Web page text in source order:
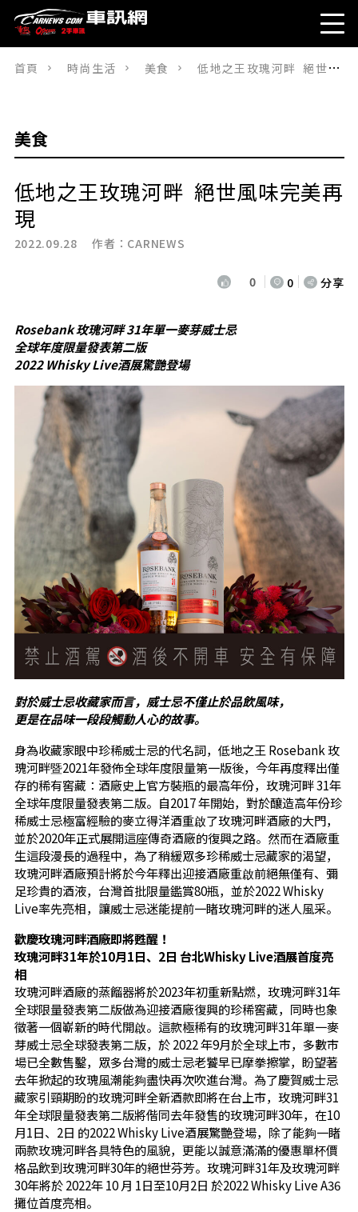
首頁 時尚生活 美食 低地之王玫瑰河畔 絕世風味完美再現
美食
低地之王玫瑰河畔 絕世風味完美再
現
2022.09.28 作者： CARNEWS
0 0 分享
Rosebank 玫瑰河畔 31年單一麥芽威士忌
全球年度限量發表第二版
2022 Whisky Live酒展驚艷登場
對於威士忌收藏家而言，威士忌不僅止於品飲風味，
更是在品味一段段觸動人心的故事。
身為收藏家眼中珍稀威士忌的代名詞，低地之王 Rosebank 玫
瑰河畔暨2021年發佈全球年度限量第一版後，今年再度釋出僅
存的稀有窖藏：酒廠史上官方裝瓶的最高年份，玫瑰河畔 31年
全球年度限量發表第二版。自2017 年開始，對於釀造高年份珍
稀威士忌極富經驗的麥立得洋酒重啟了玫瑰河畔酒廠的大門，
並於2020年正式展開這座傳奇酒廠的復興之路。然而在酒廠重
生這段漫長的過程中，為了稍緩眾多珍稀威士忌藏家的渴望，
玫瑰河畔酒廠預計將於今年釋出迎接酒廠重啟前絕無僅有、彌
足珍貴的酒液，台灣首批限量鑑賞80瓶，並於2022 Whisky
Live率先亮相，讓威士忌迷能提前一睹玫瑰河畔的迷人風采。
歡慶玫瑰河畔酒廠即將甦醒！
玫瑰河畔31年於10月1日、2日 台北Whisky Live酒展首度亮
相
玫瑰河畔酒廠的蒸餾器將於2023年初重新點燃，玫瑰河畔31年
全球限量發表第二版做為迎接酒廠復興的珍稀窖藏，同時也象
徵著一個嶄新的時代開啟。這款極稀有的玫瑰河畔31年單一麥
芽威士忌全球發表第二版，於 2022 年9月於全球上市，多數市
場已全數售鑿，眾多台灣的威士忌老饕早已摩拳擦掌，盼望著
去年掀起的玫瑰風潮能夠盡快再次吹進台灣。為了慶賀威士忌
藏家引頸期盼的玫瑰河畔全新酒款即將在台上市，玫瑰河畔31
年全球限量發表第二版將偕同去年發售的玫瑰河畔30年，在10
月1日、2日 的2022 Whisky Live酒展驚艷登場，除了能夠一睹
兩款玫瑰河畔各具特色的風貌，更能以誠意滿滿的優惠單杯價
格品飲到玫瑰河畔30年的絕世芬芳。玫瑰河畔31年及玫瑰河畔
30年將於 2022年 10 月 1日至10月2日 於2022 Whisky Live A36
攤位首度亮相。